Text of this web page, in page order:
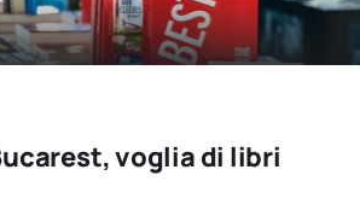
voglia di libri